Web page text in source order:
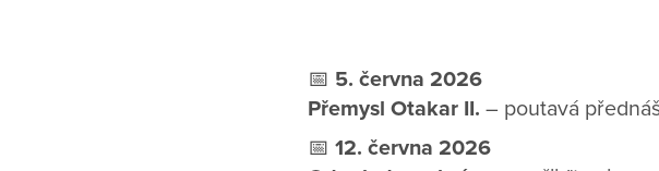
📅 5. června 2026
Přemysl Otakar II. – poutavá
📅 12. června 2026